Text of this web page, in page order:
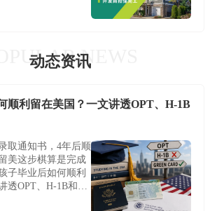
NEWS
动态资讯
顺利留在美国？一文讲透OPT、H-1B
取通知书，4年后顺
美这步棋算是完成
子毕业后如何顺利
透OPT、H-1B和绿